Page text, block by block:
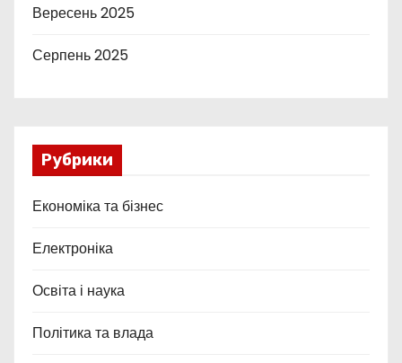
Вересень 2025
Серпень 2025
Рубрики
Економіка та бізнес
Електроніка
Освіта і наука
Політика та влада